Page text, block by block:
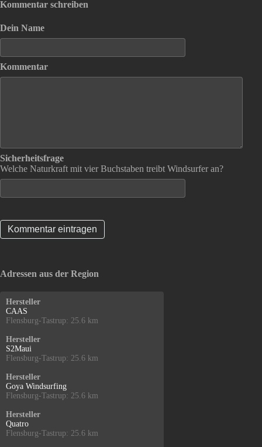
Kommentar schreiben
Dein Name
Kommentar
Sicherheitsfrage
Welche Naturkraft mit vier Buchstaben treibt Windsurfer an?
Adressen aus der Region
Hersteller
CAAS
Flensburg-Tastrup: 25.6 km
Hersteller
S2Maui
Flensburg-Tastrup: 25.6 km
Hersteller
Goya Windsurfing
Flensburg-Tastrup: 25.6 km
Hersteller
Quatro
Flensburg-Tastrup: 25.6 km